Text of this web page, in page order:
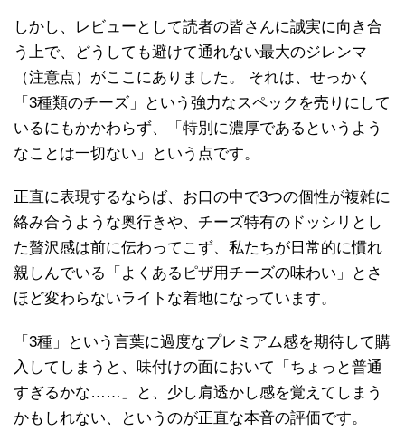
しかし、レビューとして読者の皆さんに誠実に向き合
う上で、どうしても避けて通れない最大のジレンマ
（注意点）がここにありました。 それは、せっかく
「3種類のチーズ」という強力なスペックを売りにして
いるにもかかわらず、「特別に濃厚であるというよう
なことは一切ない」という点です。
正直に表現するならば、お口の中で3つの個性が複雑に
絡み合うような奥行きや、チーズ特有のドッシリとし
た贅沢感は前に伝わってこず、私たちが日常的に慣れ
親しんでいる「よくあるピザ用チーズの味わい」とさ
ほど変わらないライトな着地になっています。
「3種」という言葉に過度なプレミアム感を期待して購
入してしまうと、味付けの面において「ちょっと普通
すぎるかな……」と、少し肩透かし感を覚えてしまう
かもしれない、というのが正直な本音の評価です。